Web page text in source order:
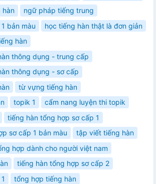
hàn
ngữ pháp tiếng trung
bản màu
học tiếng hàn thật là đơn giản
hàn
thông dụng - trung cấp
thông dụng - sơ cấp
từ vựng tiếng hàn
topik 1
cẩm nang luyện thi topik
tiếng hàn tổng hợp sơ cấp 1
sơ cấp 1 bản màu
tập viết tiếng hàn
hợp dành cho người việt nam
tiếng hàn tổng hợp sơ cấp 2
tổng hợp tiếng hàn